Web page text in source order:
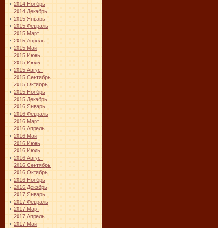
2014 Ноябрь
2014 Декабрь
2015 Январь
2015 Февраль
2015 Март
2015 Апрель
2015 Май
2015 Июнь
2015 Июль
2015 Август
2015 Сентябрь
2015 Октябрь
2015 Ноябрь
2015 Декабрь
2016 Январь
2016 Февраль
2016 Март
2016 Апрель
2016 Май
2016 Июнь
2016 Июль
2016 Август
2016 Сентябрь
2016 Октябрь
2016 Ноябрь
2016 Декабрь
2017 Январь
2017 Февраль
2017 Март
2017 Апрель
2017 Май